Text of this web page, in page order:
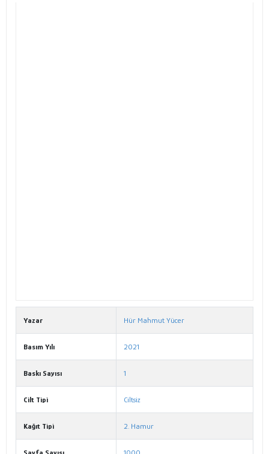
Yazar Hür Mahmut Yücer
Basım Yılı 2021
Baskı Sayısı 1
Cilt Tipi Ciltsiz
Kağıt Tipi 2. Hamur